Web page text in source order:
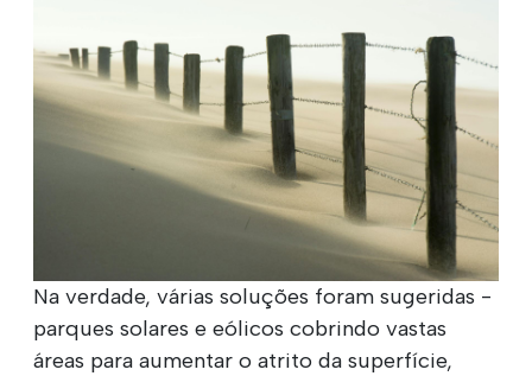
Na verdade, várias soluções foram sugeridas -
parques solares e eólicos cobrindo vastas
áreas para aumentar o atrito da superfície,